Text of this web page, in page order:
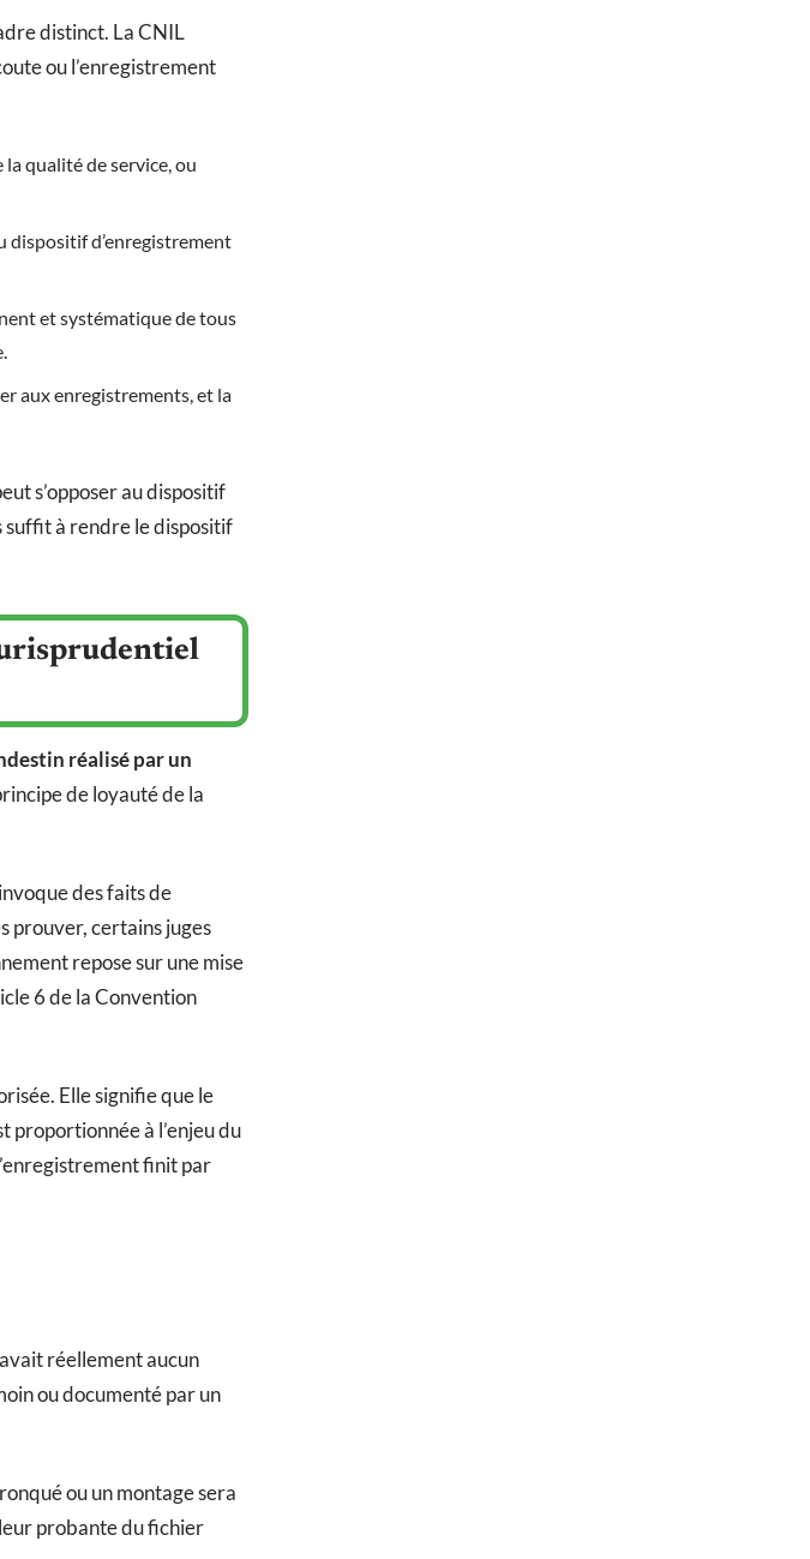
distinct. La CNIL
ou l’enregistrement
qualité de service, ou
dispositif d’enregistrement
et systématique de tous
aux enregistrements, et la
s’opposer au dispositif
suffit à rendre le dispositif
réalisé par un
de loyauté de la
des faits de
prouver, certains juges
repose sur une mise
6 de la Convention
Elle signifie que le
proportionnée à l’enjeu du
finit par
réellement aucun
ou documenté par un
ou un montage sera
probante du fichier